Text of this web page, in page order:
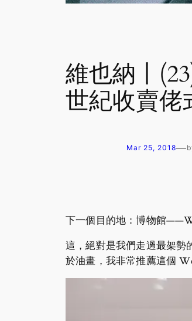
維也納丨
世紀收賣佬
Mar 25, 2018—
下一個目的地：博物館
這，絕對是我們走過最架勢
於油畫，我非常推薦這個